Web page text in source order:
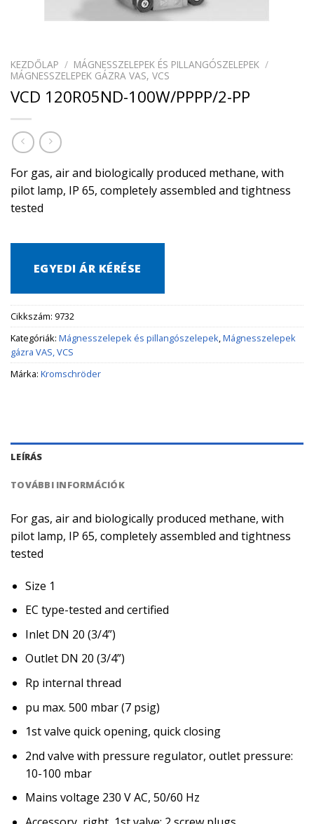
KEZDŐLAP / MÁGNESSZELEPEK ÉS PILLANGÓSZELEPEK /
MÁGNESSZELEPEK GÁZRA VAS, VCS
VCD 120R05ND-100W/PPPP/2-PP
For gas, air and biologically produced methane, with
pilot lamp, IP 65, completely assembled and tightness
tested
EGYEDI ÁR KÉRÉSE
Cikkszám: 9732
Kategóriák: Mágnesszelepek és pillangószelepek,Mágnesszelepek
gázra VAS, VCS
Márka: Kromschröder
LEÍRÁS
TOVÁBBI INFORMÁCIÓK
For gas, air and biologically produced methane, with
pilot lamp, IP 65, completely assembled and tightness
tested
Size 1
EC type-tested and certified
Inlet DN 20 (3/4”)
Outlet DN 20 (3/4”)
Rp internal thread
pu max. 500 mbar (7 psig)
1st valve quick opening, quick closing
2nd valve with pressure regulator, outlet pressure:
10-100 mbar
Mains voltage 230 V AC, 50/60 Hz